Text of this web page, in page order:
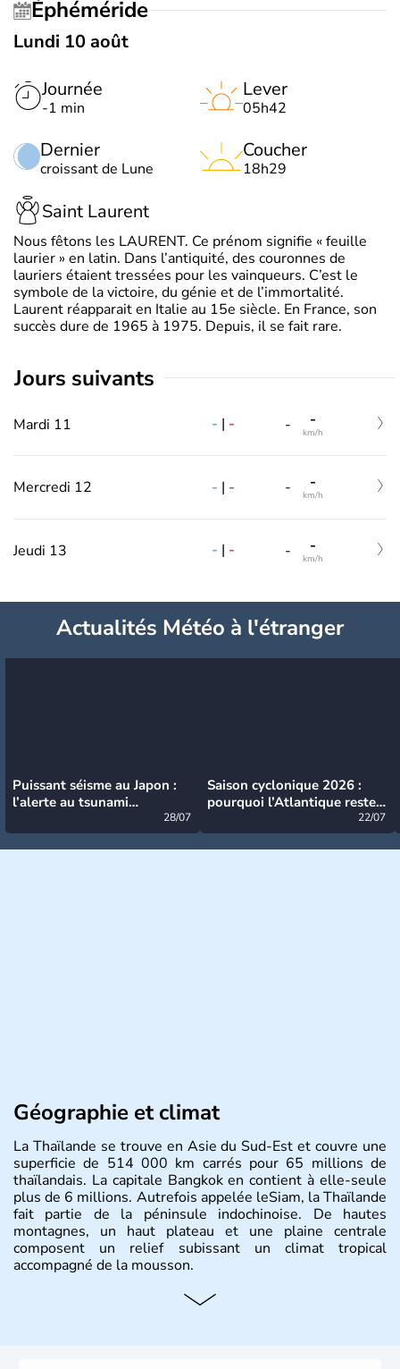
Éphéméride
Lundi 10 août
Journée
-1 min
Dernier
croissant de Lune
Lever
05h42
Coucher
18h29
Saint Laurent
Nous fêtons les LAURENT. Ce prénom signifie « feuille
laurier » en latin. Dans l’antiquité, des couronnes de
lauriers étaient tressées pour les vainqueurs. C’est le
symbole de la victoire, du génie et de l’immortalité.
Laurent réapparait en Italie au 15e siècle. En France, son
succès dure de 1965 à 1975. Depuis, il se fait rare.
jours suivants
Mardi 11 - | - - -
km/h
Mercredi 12 - | - - -
km/h
Jeudi 13 - | - - -
km/h
Actualités Météo à l'étranger
Puissant séisme au Japon :
l’alerte au tsunami
28/07
Saison cyclonique 2026 :
pourquoi l’Atlantique reste
22/07
Géographie et climat
La Thaïlande se trouve en Asie du Sud-Est et couvre une
superficie de 514 000 km carrés pour 65 millions de
thaïlandais. La capitale Bangkok en contient à elle-seule
plus de 6 millions. Autrefois appelée leSiam, la Thaïlande
fait partie de la péninsule indochinoise. De hautes
montagnes, un haut plateau et une plaine centrale
composent un relief subissant un climat tropical
accompagné de la mousson.
Histoire et administration